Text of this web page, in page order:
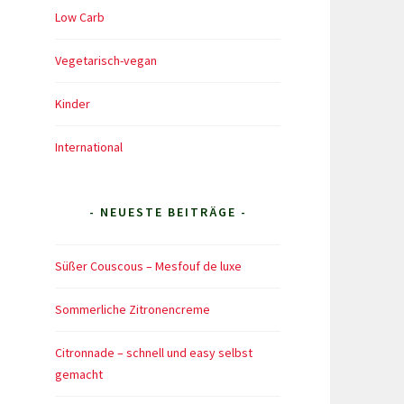
Low Carb
Vegetarisch-vegan
Kinder
International
- NEUESTE BEITRÄGE -
Süßer Couscous – Mesfouf de luxe
Sommerliche Zitronencreme
Citronnade – schnell und easy selbst
gemacht